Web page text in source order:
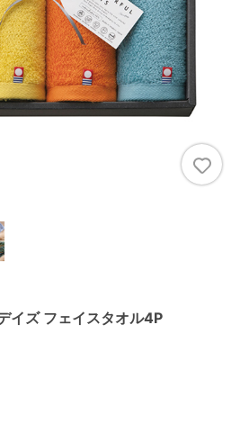
イズ フェイスタオル4P